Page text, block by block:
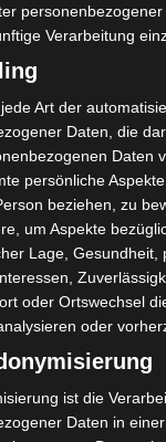
aus Spanien zurück
Tigermücken-
Begegnung“ in
Verarbeitung
Art der
Daten, die
Daten
persönliche
beziehen, zu
um Aspekte
Lage, Gesundheit,
oder Ortswechsel
oder
ist die
Daten in